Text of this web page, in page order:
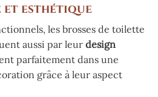
et esthétique
les brosses de toilette
aussi par leur design
parfaitement dans une
grâce à leur aspect